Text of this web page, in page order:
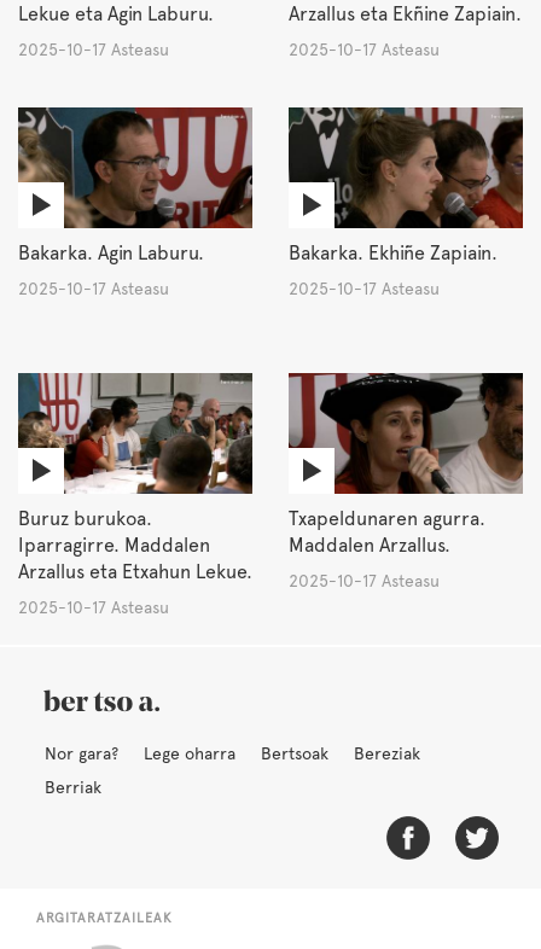
Lekue eta Agin Laburu.
2025-10-17 Asteasu
Arzallus eta Ekñine Zapiain.
2025-10-17 Asteasu
Bakarka. Agin Laburu.
2025-10-17 Asteasu
Bakarka. Ekhiñe Zapiain.
2025-10-17 Asteasu
Buruz burukoa.
Iparragirre. Maddalen
Arzallus eta Etxahun Lekue.
2025-10-17 Asteasu
Txapeldunaren agurra.
Maddalen Arzallus.
2025-10-17 Asteasu
Nor gara? Lege oharra Bertsoak
Bereziak
Berriak
ARGITARATZAILEAK